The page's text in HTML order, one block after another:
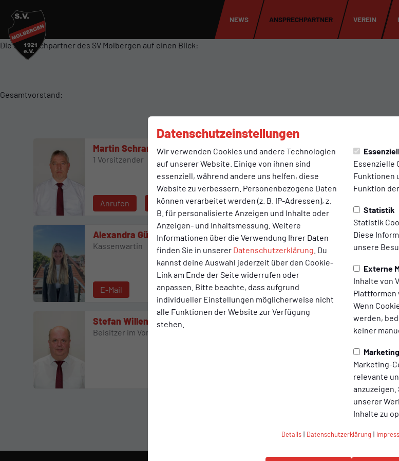
Datenschutzeinstellungen
Wir verwenden Cookies und andere Technologien
auf unserer Website. Einige von ihnen sind
essenziell, während andere uns helfen, diese
Website zu verbessern. Personenbezogene Daten
können verarbeitet werden (z. B. IP-Adressen), z.
B. für personalisierte Anzeigen und Inhalte oder
Anzeigen- und Inhaltsmessung. Weitere
Informationen über die Verwendung Ihrer Daten
finden Sie in unserer Datenschutzerklärung . Du
kannst deine Auswahl jederzeit über den Cookie-
Link am Ende der Seite widerrufen oder
anpassen. Bitte beachte, dass aufgrund
individueller Einstellungen möglicherweise nicht
alle Funktionen der Website zur Verfügung
stehen.
Essenziell
Essenzielle
Funktionen
Funktion
Statistik
Statistik
Diese
unsere
Externe
Inhalte von
Plattformen
Wenn
werden,
keiner
Marketing
Marketing-
relevante
unserer
Inhalte zu
Details | Datenschutzerklärung |
NEWS ANSPRECHPARTNER VEREIN
Die Ansprechpartner des SV Molbergen auf einen Blick:
Gesamtvorstand:
Martin Schrand
1 Vorsitzender
Anrufen E-Mail
Heiner Abeln
2. Vorsitzender
E-Mail
Alexandra Güttler
Kassenwartin
E-Mail
Philipp Bünger
Schriftführer
Stefan Willenborg
Beisitzer im Vorstand
Erich Hochartz
Beisitzer im Vorstand